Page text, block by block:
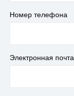
Номер телефона
Электронная почта